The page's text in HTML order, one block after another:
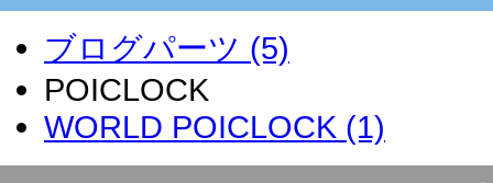
ブログパーツ (5)
POICLOCK
WORLD POICLOCK (1)